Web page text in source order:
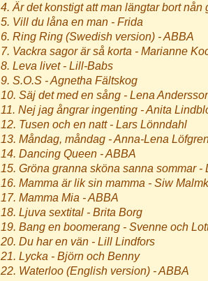
4. Är det konstigt att man längtar bort nån
5. Vill du låna en man - Frida
6. Ring Ring (Swedish version) - ABBA
7. Vackra sagor är så korta - Marianne
8. Leva livet - Lill-Babs
9. S.O.S - Agnetha Fältskog
10. Säj det med en sång - Lena
11. Nej jag ångrar ingenting - Anita
12. Tusen och en natt - Lars Lönndahl
13. Måndag, måndag - Anna-Lena
14. Dancing Queen - ABBA
15. Gröna granna sköna sanna sommar -
16. Mamma är lik sin mamma - Siw
17. Mamma Mia - ABBA
18. Ljuva sextital - Brita Borg
19. Bang en boomerang - Svenne och
20. Du har en vän - Lill Lindfors
21. Lycka - Björn och Benny
22. Waterloo (English version) - ABBA